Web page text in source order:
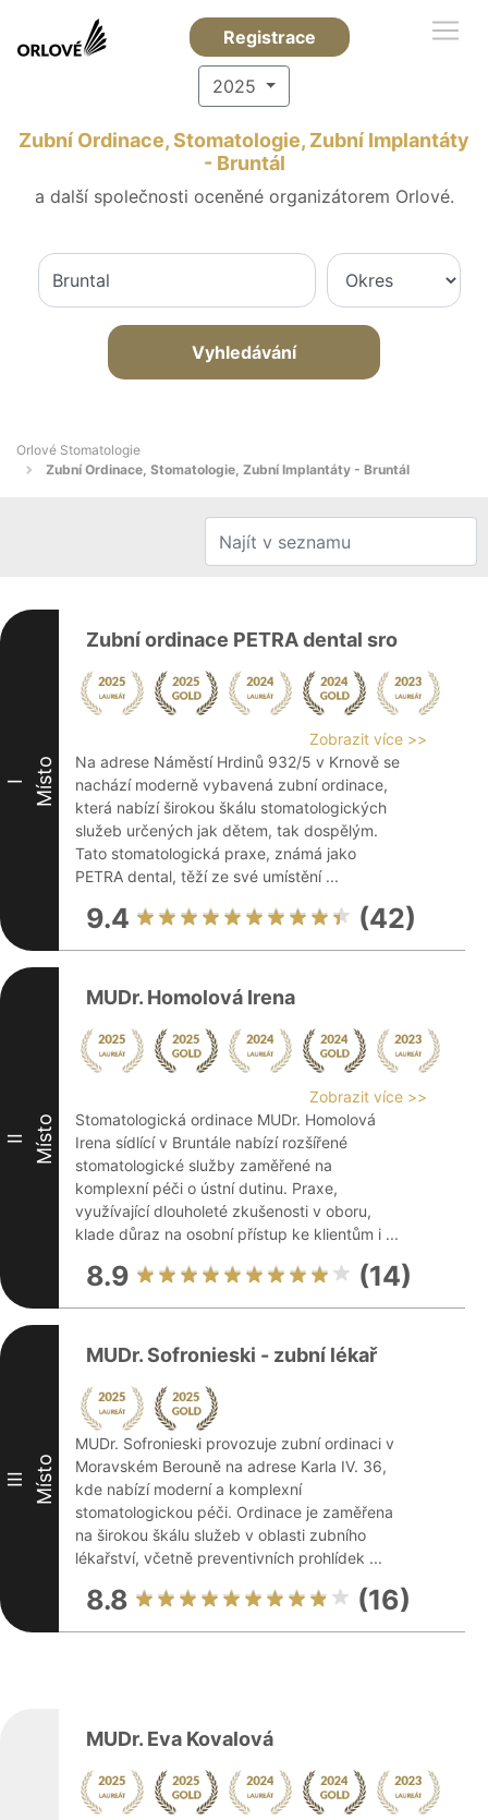
Registrace
2025
Zubní Ordinace, Stomatologie, Zubní Implantáty
- Bruntál
a další společnosti oceněné organizátorem Orlové.
Vyhledávání
Orlové Stomatologie
Zubní Ordinace, Stomatologie, Zubní Implantáty - Bruntál
I Místo
Zubní ordinace PETRA dental sro
Zobrazit více >>
Na adrese Náměstí Hrdinů 932/5 v Krnově se
nachází moderně vybavená zubní ordinace,
která nabízí širokou škálu stomatologických
služeb určených jak dětem, tak dospělým.
Tato stomatologická praxe, známá jako
PETRA dental, těží ze své umístění ...
9.4 (42)
II Místo
MUDr. Homolová Irena
Zobrazit více >>
Stomatologická ordinace MUDr. Homolová
Irena sídlící v Bruntále nabízí rozšířené
stomatologické služby zaměřené na
komplexní péči o ústní dutinu. Praxe,
využívající dlouholeté zkušenosti v oboru,
klade důraz na osobní přístup ke klientům i ...
8.9 (14)
III Místo
MUDr. Sofronieski - zubní lékař
MUDr. Sofronieski provozuje zubní ordinaci v
Moravském Berouně na adrese Karla IV. 36,
kde nabízí moderní a komplexní
stomatologickou péči. Ordinace je zaměřena
na širokou škálu služeb v oblasti zubního
lékařství, včetně preventivních prohlídek ...
8.8 (16)
MUDr. Eva Kovalová